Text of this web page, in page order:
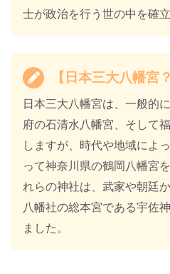
士が政治を行う世の中を確立
【日本三大八幡宮？
日本三大八幡宮は、一般的
府の石清水八幡宮、そして
しますが、時代や地域によ
って神奈川県の鶴岡八幡宮
れらの神社は、武家や朝廷
八幡社の総本宮である宇佐
ました。